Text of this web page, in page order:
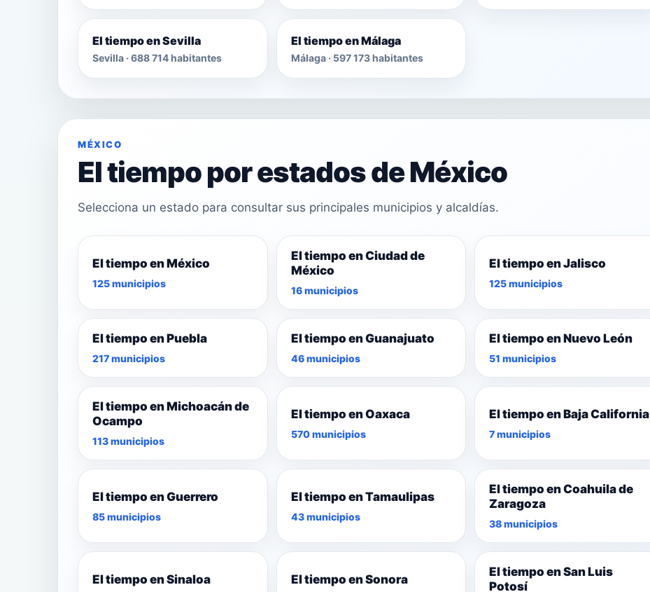
El tiempo en Sevilla
Sevilla · 688 714 habitantes
El tiempo en Málaga
Málaga · 597 173 habitantes
MÉXICO
El tiempo por estados de México
Selecciona un estado para consultar sus principales municipios y alcaldías.
El tiempo en México
125 municipios
El tiempo en Ciudad de
México
16 municipios
El tiempo en Jalisco
125 municipios
El tiempo en Puebla
217 municipios
El tiempo en Guanajuato
46 municipios
El tiempo en Nuevo León
51 municipios
El tiempo en Michoacán de
Ocampo
113 municipios
El tiempo en Oaxaca
570 municipios
El tiempo en Baja California
7 municipios
El tiempo en Guerrero
85 municipios
El tiempo en Tamaulipas
43 municipios
El tiempo en Coahuila de
Zaragoza
38 municipios
El tiempo en Sinaloa El tiempo en Sonora
El tiempo en San Luis
Potosí